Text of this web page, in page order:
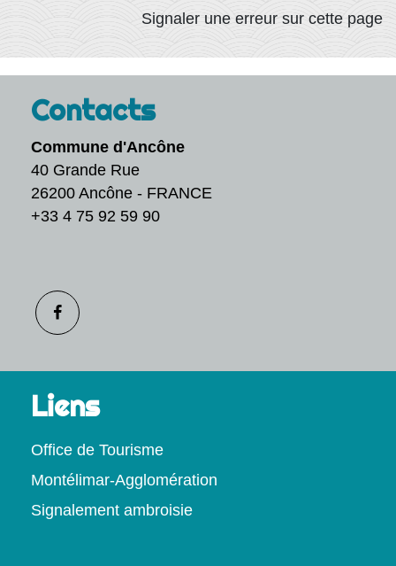
Signaler une erreur sur cette page
Contacts
Commune d'Ancône
40 Grande Rue
26200 Ancône - FRANCE
+33 4 75 92 59 90
Liens
Office de Tourisme
Montélimar-Agglomération
Signalement ambroisie